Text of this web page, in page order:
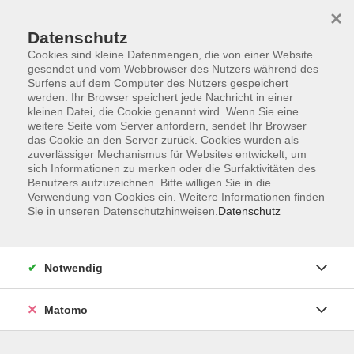
Skip to main content
Der Kurs konnte nicht gefunden werden.
Impressum
Datenschutz
Cookies sind kleine Datenmengen, die von einer Website
gesendet und vom Webbrowser des Nutzers während des
Surfens auf dem Computer des Nutzers gespeichert
werden. Ihr Browser speichert jede Nachricht in einer
kleinen Datei, die Cookie genannt wird. Wenn Sie eine
weitere Seite vom Server anfordern, sendet Ihr Browser
das Cookie an den Server zurück. Cookies wurden als
zuverlässiger Mechanismus für Websites entwickelt, um
sich Informationen zu merken oder die Surfaktivitäten des
Benutzers aufzuzeichnen. Bitte willigen Sie in die
Verwendung von Cookies ein. Weitere Informationen finden
Sie in unseren Datenschutzhinweisen. Datenschutz
×
Notwendig
Matomo